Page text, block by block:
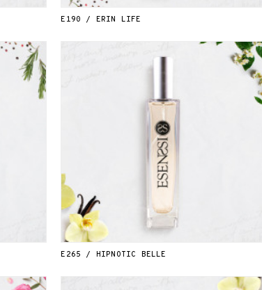
E190 / ERIN LIFE
E265 / HIPNOTIC BELLE